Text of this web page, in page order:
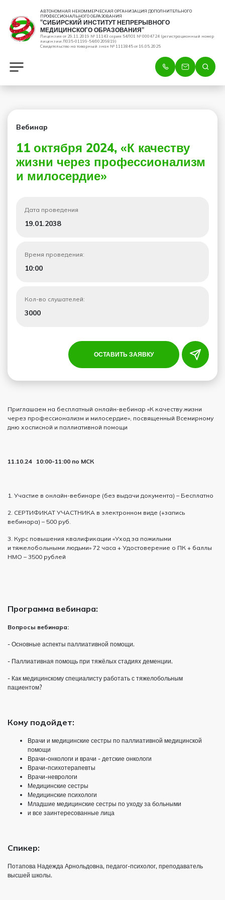
АВТОНОМНАЯ НЕКОММЕРЧЕСКАЯ ОРГАНИЗАЦИЯ ДОПОЛНИТЕЛЬНОГО
ПРОФЕССИОНАЛЬНОГО ОБРАЗОВАНИЯ
"СИБИРСКИЙ ИНСТИТУТ НЕПРЕРЫВНОГО
МЕДИЦИНСКОГО ОБРАЗОВАНИЯ"
Лицензия от 29.11.2019 № 11143 серия 54ЛО1 № 0004724 (регистрационный номер
лицензии Л035-01199-54/00209819)
Свидетельство на товарный знак № 1113845 от 16.05.2025
Вебинар
11 октября 2024, «К качеству
жизни через профессионализм
и милосердие»
Дата проведения
19.01.2038
Время проведения:
10:00
Кол-во слушателей:
3000
ОСТАВИТЬ ЗАЯВКУ
Приглашаем на бесплатный онлайн-вебинар «К качеству жизни
через профессионализм и милосердие», посвященный Всемирному
дню хосписной и паллиативной помощи
11.10.24 10:00-11:00 по МСК
1. Участие в онлайн-вебинаре (без выдачи документа) – Бесплатно
2. СЕРТИФИКАТ УЧАСТНИКА в электронном виде (+запись
вебинара) – 500 руб.
3. Курс повышения квалификации «Уход за пожилыми
и тяжелобольными людьми» 72 часа + Удостоверение о ПК + баллы
НМО – 3500 рублей
Программа вебинара:
Вопросы вебинара:
- Основные аспекты паллиативной помощи.
- Паллиативная помощь при тяжёлых стадиях деменции.
- Как медицинскому специалисту работать с тяжелобольным
пациентом?
Кому подойдет:
Врачи и медицинские сестры по паллиативной медицинской
помощи
Врачи-онкологи и врачи - детские онкологи
Врачи-психотерапевты
Врачи-неврологи
Медицинские сестры
Медицинские психологи
Младшие медицинские сестры по уходу за больными
и все заинтересованные лица
Спикер:
Потапова Надежда Арнольдовна, педагог-психолог, преподаватель
высшей школы.